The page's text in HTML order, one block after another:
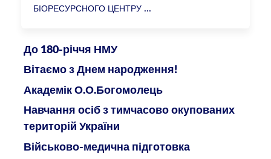
БІОРЕСУРСНОГО ЦЕНТРУ
До 180-річчя НМУ
Вітаємо з Днем народження!
Академік О.О.Богомолець
Навчання осіб з тимчасово окупованих
територій України
Військово-медична підготовка